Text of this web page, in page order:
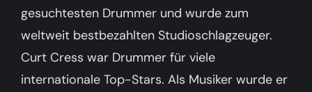
gesuchtesten Drummer und wurde zum
weltweit bestbezahlten Studioschlagzeuger.
Curt Cress war Drummer für viele
internationale Top-Stars. Als Musiker wurde er